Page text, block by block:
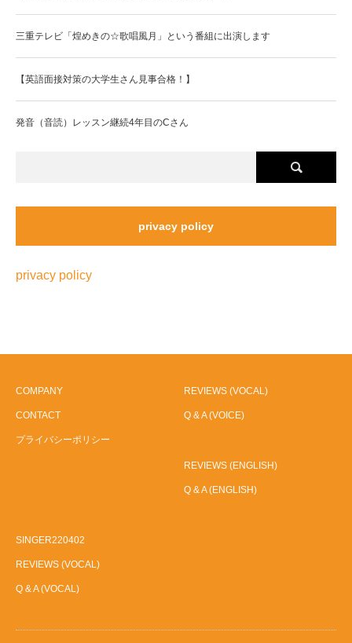
三重テレビ「煌めきの☆歌唱風月」という番組に出演します
【英語面接対策の大学生さん見事合格！】
発音（音読）レッスン継続4年目のCさん
privacy policy
privacy policy
COMPANY
CONTACT
プライバシーポリシー
REVIEWS (VOCAL)
Q & A (VOICE)
REVIEWS (ENGLISH)
Q & A (ENGLISH)
SINGER220402
REVIEWS (VOCAL)
Q & A (VOCAL)